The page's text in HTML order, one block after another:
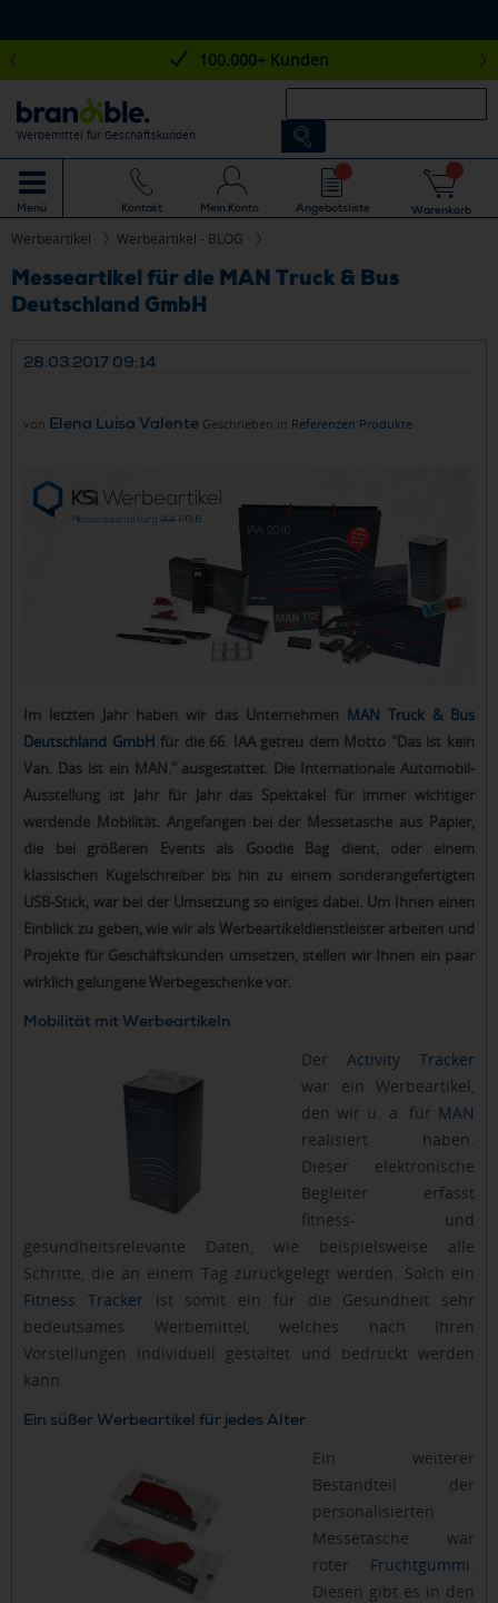
100.000+ Kunden
Werbemittel für Geschäftskunden
Menü Kontakt Mein Konto Angebotsliste Warenkorb
Werbeartikel Werbeartikel - BLOG
Messeartikel für die MAN Truck & Bus
Deutschland GmbH
28.03.2017 09:14
von Elena Luisa Valente Geschrieben in Referenzen Produkte
Im letzten Jahr haben wir das Unternehmen MAN Truck & Bus
Deutschland GmbH für die 66. IAA getreu dem Motto "Das ist kein
Van. Das ist ein MAN." ausgestattet. Die Internationale Automobil-
Ausstellung ist Jahr für Jahr das Spektakel für immer wichtiger
werdende Mobilität. Angefangen bei der Messetasche aus Papier,
die bei größeren Events als Goodie Bag dient, oder einem
klassischen Kugelschreiber bis hin zu einem sonderangefertigten
USB-Stick, war bei der Umsetzung so einiges dabei. Um Ihnen einen
Einblick zu geben, wie wir als Werbeartikeldienstleister arbeiten und
Projekte für Geschäftskunden umsetzen, stellen wir Ihnen ein paar
wirklich gelungene Werbegeschenke vor.
Mobilität mit Werbeartikeln
Der Activity Tracker
war ein Werbeartikel,
den wir u. a. für MAN
realisiert haben.
Dieser elektronische
Begleiter erfasst
fitness- und
gesundheitsrelevante Daten, wie beispielsweise alle
Schritte, die an einem Tag zurückgelegt werden. Solch ein
Fitness Tracker ist somit ein für die Gesundheit sehr
bedeutsames Werbemittel, welches nach Ihren
Vorstellungen individuell gestaltet und bedruckt werden
kann.
Ein süßer Werbeartikel für jedes Alter
Ein weiterer
Bestandteil der
personalisierten
Messetasche war
roter Fruchtgummi.
Diesen gibt es in den